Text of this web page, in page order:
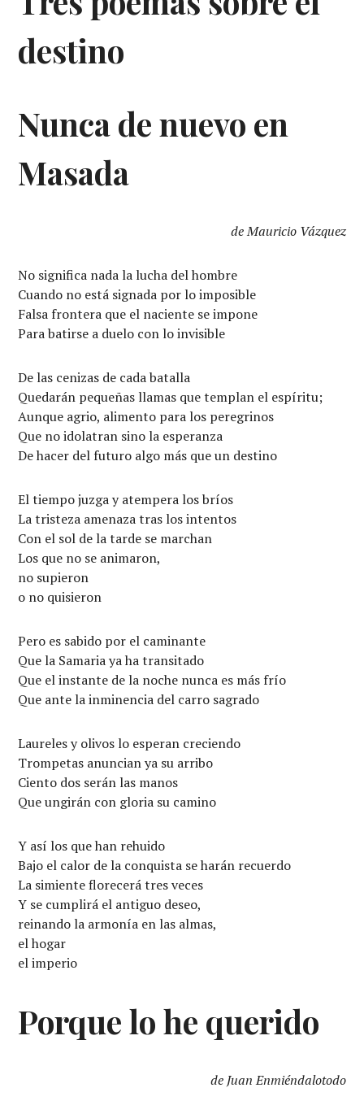
destino
Nunca de nuevo en
Masada
de Mauricio Vázquez
No significa nada la lucha del hombre
Cuando no está signada por lo imposible
Falsa frontera que el naciente se impone
Para batirse a duelo con lo invisible
De las cenizas de cada batalla
Quedarán pequeñas llamas que templan el espíritu;
Aunque agrio, alimento para los peregrinos
Que no idolatran sino la esperanza
De hacer del futuro algo más que un destino
El tiempo juzga y atempera los bríos
La tristeza amenaza tras los intentos
Con el sol de la tarde se marchan
Los que no se animaron,
no supieron
o no quisieron
Pero es sabido por el caminante
Que la Samaria ya ha transitado
Que el instante de la noche nunca es más frío
Que ante la inminencia del carro sagrado
Laureles y olivos lo esperan creciendo
Trompetas anuncian ya su arribo
Ciento dos serán las manos
Que ungirán con gloria su camino
Y así los que han rehuido
Bajo el calor de la conquista se harán recuerdo
La simiente florecerá tres veces
Y se cumplirá el antiguo deseo,
reinando la armonía en las almas,
el hogar
el imperio
Porque lo he querido
de Juan Enmiéndalotodo